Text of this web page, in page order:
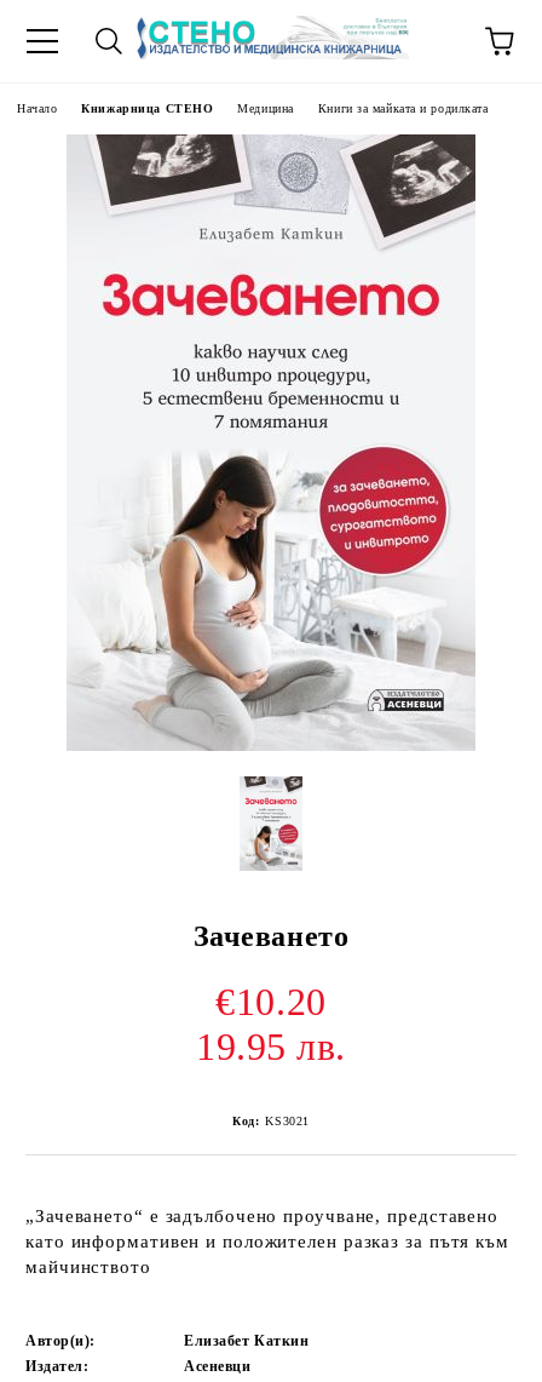
Начало Книжарница СТЕНО Медицина Книги за майката и родилката
Зачеването
€10.20
19.95 лв.
Код: KS3021
„Зачеването“ е задълбочено проучване, представено
като информативен и положителен разказ за пътя към
майчинството
Автор(и):
Елизабет Каткин
Издател:
Асеневци